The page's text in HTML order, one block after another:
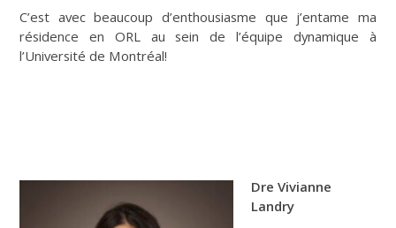
C’est avec beaucoup d’enthousiasme que j’entame ma
résidence en ORL au sein de l’équipe dynamique à
l’Université de Montréal!
Dre Vivianne
Landry